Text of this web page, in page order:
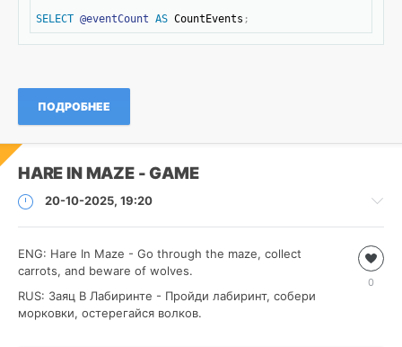
SELECT @eventCount AS CountEvents ;
ПОДРОБНЕЕ
HARE IN MAZE - GAME
20-10-2025, 19:20
Игры
Roman
168
0
ENG: Hare In Maze - Go through the maze, collect
carrots, and beware of wolves.
RUS: Заяц В Лабиринте - Пройди лабиринт, собери
морковки, остерегайся волков.